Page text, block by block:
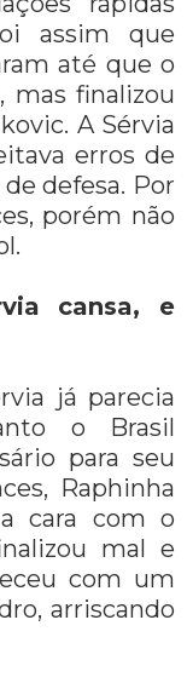
assim que
até que o
mas finalizou
A Sérvia
erros de
defesa. Por
porém não
cansa, e
já parecia
o Brasil
para seu
Raphinha
cara com o
mal e
com um
arriscando